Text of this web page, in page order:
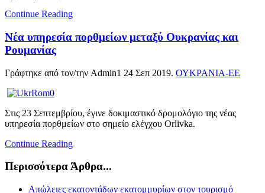
Continue Reading
Νέα υπηρεσία πορθμείων μεταξύ Ουκρανίας και
Ρουμανίας
Γράφτηκε από τον/την Admin1 24 Σεπ 2019. ΟΥΚΡΑΝΙΑ-ΕΕ
Στις 23 Σεπτεμβρίου, έγινε δοκιμαστικό δρομολόγιο της νέας
υπηρεσία πορθμείων στο σημείο ελέγχου Orlivka.
Continue Reading
Περισσότερα Άρθρα...
Απώλειες εκατοντάδων εκατομμυρίων στον τουρισμό